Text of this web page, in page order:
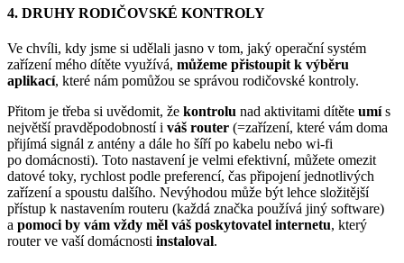
4. DRUHY RODIČOVSKÉ KONTROLY
Ve chvíli, kdy jsme si udělali jasno v tom, jaký operační systém
zařízení mého dítěte využívá, můžeme přistoupit k výběru
aplikací, které nám pomůžou se správou rodičovské kontroly.
Přitom je třeba si uvědomit, že kontrolu nad aktivitami dítěte umís
největší pravděpodobností i váš router (=zařízení, které vám doma
přijímá signál z antény a dále ho šíří po kabelu nebo wi-fi
po domácnosti). Toto nastavení je velmi efektivní, můžete omezit
datové toky, rychlost podle preferencí, čas připojení jednotlivých
zařízení a spoustu dalšího. Nevýhodou může být lehce složitější
přístup k nastavením routeru (každá značka používá jiný software)
a pomoci by vám vždy měl váš poskytovatel internetu, který
router ve vaší domácnosti instaloval.